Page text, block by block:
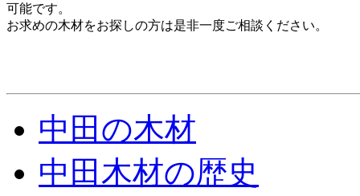
可能です。
お求めの木材をお探しの方は是非一度ご相談ください。
中田の木材
中田木材の歴史